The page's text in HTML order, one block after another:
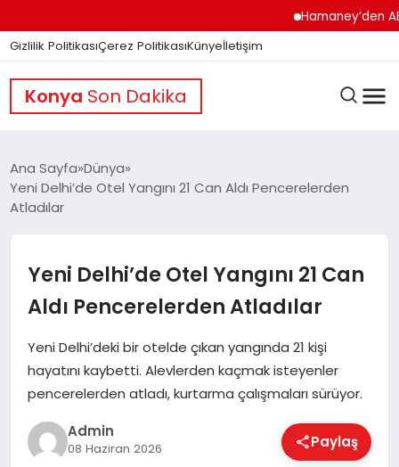
Hamaney’den
Gizlilik PolitikasıÇerez PolitikasıKünyeİletişim
Konya Son Dakika
GÜNDEM
DÜNYA
EĞITIM
Ana Sayfa Dünya
Yeni Delhi’de Otel Yangını 21 Can Aldı Pencerelerden
Atladılar
Yeni Delhi’de Otel Yangını 21 Can
Aldı Pencerelerden Atladılar
Yeni Delhi’deki bir otelde çıkan yangında 21 kişi
hayatını kaybetti. Alevlerden kaçmak isteyenler
pencerelerden atladı, kurtarma çalışmaları sürüyor.
Admin
08 Haziran 2026 Paylaş